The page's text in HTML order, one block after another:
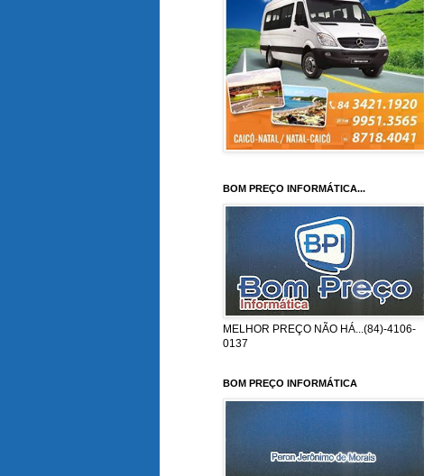
BOM PREÇO INFORMÁTICA...
MELHOR PREÇO NÃO HÁ...(84)-4106-
0137
BOM PREÇO INFORMÁTICA